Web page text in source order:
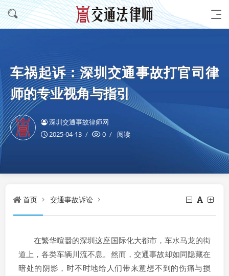
车祸起诉：深圳交通事故打官司律
师的专业视角与指引
深圳交通事故律师网
2025-04-13
0 阅读
首页 交通事故诉讼
在繁华喧嚣的深圳这座国际化大都市，车水马龙的街
道上，各类车辆川流不息。然而，交通事故却如同隐藏在
暗处的阴影，时不时地给人们带来意想不到的伤痛与损